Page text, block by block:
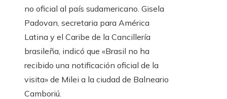
no oficial al país sudamericano. Gisela
Padovan, secretaria para América
Latina y el Caribe de la Cancillería
brasileña, indicó que «Brasil no ha
recibido una notificación oficial de la
visita» de Milei a la ciudad de Balneario
Camboriú.